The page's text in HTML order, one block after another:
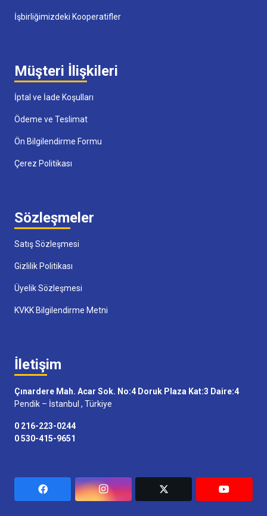
İşbirliğimizdeki Kooperatifler
Müşteri İlişkileri
İptal ve İade Koşulları
Ödeme ve Teslimat
Ön Bilgilendirme Formu
Çerez Politikası
Sözleşmeler
Satış Sözleşmesi
Gizlilik Politikası
Üyelik Sözleşmesi
KVKK Bilgilendirme Metni
İletişim
Çınardere Mah. Acar Sok. No:4 Doruk Plaza Kat:3 Daire:4
Pendik – İstanbul , Türkiye
0 216-223-0244
0 530-415-9651